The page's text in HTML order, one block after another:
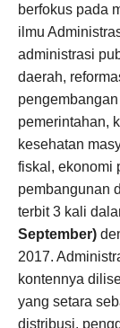
berfokus pada
ilmu
administrasi
daerah,
pemerintahan,
kesehatan
fiskal, ekonomi
pembangunan
terbit 3 kali
September)
2017.
kontennya
yang setara
distribusi,